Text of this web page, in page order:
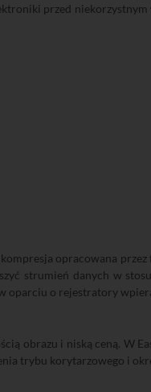
przed
opracowana
strumień danych w
o rejestratory
obrazu i niską ceną. W
trybu korytarzowego i